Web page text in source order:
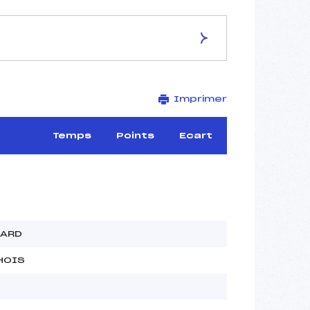
NOVE MESTO NA MORAVE
4X7.5 km
Imprimer
Temps Points Ecart